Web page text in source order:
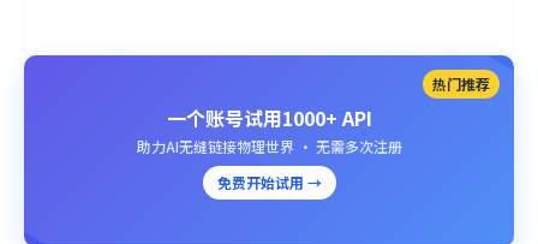
热门推荐
一个账号试用1000+ API
助力AI无缝链接物理世界 · 无需多次注册
免费开始试用 →